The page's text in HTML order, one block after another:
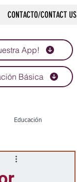
CONTACTO/CONTACT US
App!
Básica
Educación